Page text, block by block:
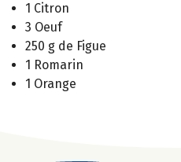
1 Citron
3 Oeuf
250 g de Figue
1 Romarin
1 Orange